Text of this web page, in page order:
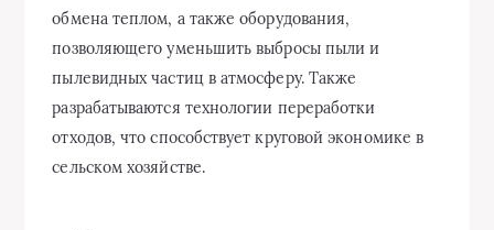
обмена теплом, а также оборудования,
позволяющего уменьшить выбросы пыли и
пылевидных частиц в атмосферу. Также
разрабатываются технологии переработки
отходов, что способствует круговой экономике в
сельском хозяйстве.